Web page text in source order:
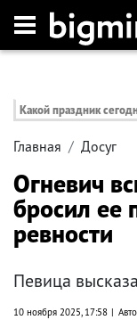
Какой праздник
Главная Досуг
Огневич
бросил ее
ревности
Певица
10 ноября 2025, 17:58